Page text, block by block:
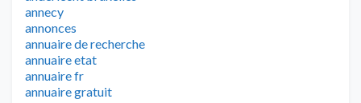
annecy
annonces
annuaire de recherche
annuaire etat
annuaire fr
annuaire gratuit